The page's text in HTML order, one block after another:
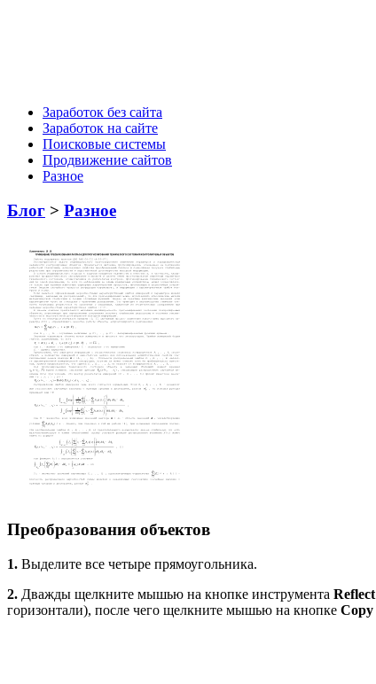
Заработок без сайта
Заработок на сайте
Поисковые системы
Продвижение сайтов
Разное
Блог > Разное
Преобразования объектов
1. Выделите все четыре прямоугольника.
2. Дважды щелкните мышью на кнопке инструмента Reflect
горизонтали), после чего щелкните мышью на кнопке Copy